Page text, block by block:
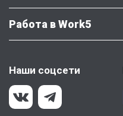
Работа в Work5
Наши соцсети